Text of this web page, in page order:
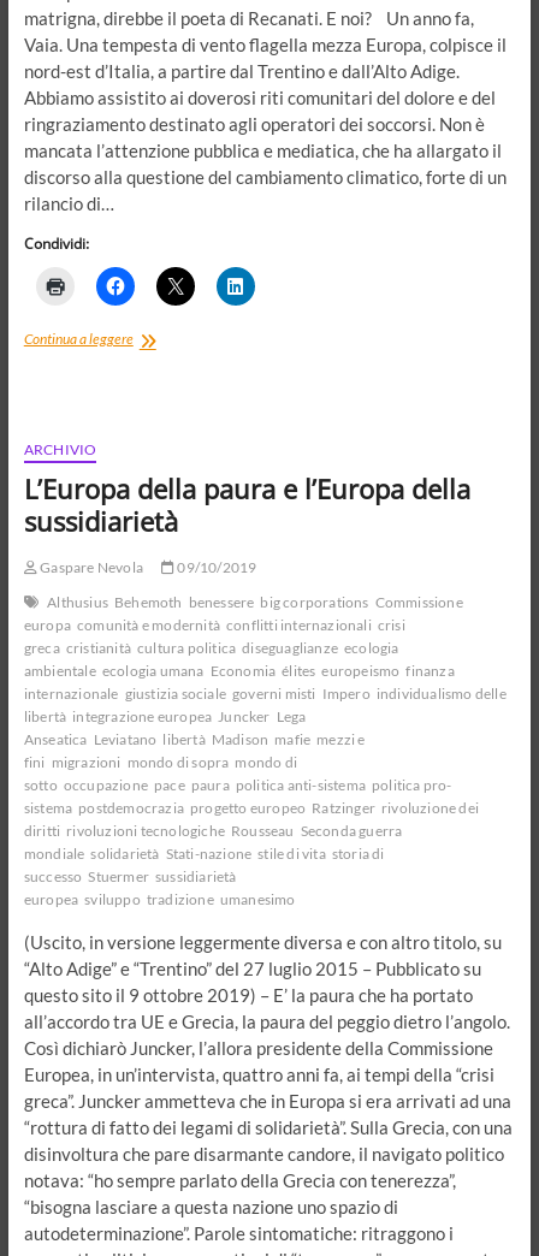
matrigna, direbbe il poeta di Recanati. E noi? Un anno fa,
Vaia. Una tempesta di vento flagella mezza Europa, colpisce il
nord-est d’Italia, a partire dal Trentino e dall’Alto Adige.
Abbiamo assistito ai doverosi riti comunitari del dolore e del
ringraziamento destinato agli operatori dei soccorsi. Non è
mancata l’attenzione pubblica e mediatica, che ha allargato il
discorso alla questione del cambiamento climatico, forte di un
rilancio di…
Condividi:
Continua a leggereLa
matrigna
tra
scienza,
e
opinione
pubblica
ARCHIVIO
L’Europa della paura e l’Europa della
sussidiarietà
Gaspare Nevola
09/10/2019
Althusius Behemoth benessere big corporations Commissione
europa comunità e modernità conflitti internazionali crisi
greca cristianità cultura politica diseguaglianze ecologia
ambientale ecologia umana Economia élites europeismo finanza
internazionale giustizia sociale governi misti Impero individualismo delle
libertà integrazione europea Juncker Lega
Anseatica Leviatano libertà Madison mafie mezzi e
fini migrazioni mondo di sopra mondo di
sotto occupazione pace paura politica anti-sistema politica pro-
sistema postdemocrazia progetto europeo Ratzinger rivoluzione dei
diritti rivoluzioni tecnologiche Rousseau Seconda guerra
mondiale solidarietà Stati-nazione stile di vita storia di
successo Stuermer sussidiarietà
europea sviluppo tradizione umanesimo
(Uscito, in versione leggermente diversa e con altro titolo, su
“Alto Adige” e “Trentino” del 27 luglio 2015 – Pubblicato su
questo sito il 9 ottobre 2019) – E’ la paura che ha portato
all’accordo tra UE e Grecia, la paura del peggio dietro l’angolo.
Così dichiarò Juncker, l’allora presidente della Commissione
Europea, in un’intervista, quattro anni fa, ai tempi della “crisi
greca”. Juncker ammetteva che in Europa si era arrivati ad una
“rottura di fatto dei legami di solidarietà”. Sulla Grecia, con una
disinvoltura che pare disarmante candore, il navigato politico
notava: “ho sempre parlato della Grecia con tenerezza”,
“bisogna lasciare a questa nazione uno spazio di
autodeterminazione”. Parole sintomatiche: ritraggono i